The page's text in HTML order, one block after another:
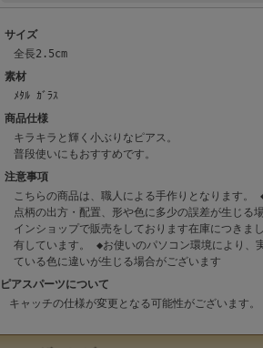
サイズ
全長2.5cm
素材
ﾒﾀﾙ ｶﾞﾗｽ
商品仕様
キラキラと輝く小ぶりなピアス。
普段使いにもおすすめです。
注意事項
こちらの商品は、職人による手作りとなります。
点柄の出方・配置、形や色に多少の誤差が生じる
インショップで販売をしております在庫につきま
有しています。 ◆お使いのパソコン環境により、
ている色に違いが生じる場合がございます
ピアスパーツについて
キャッチの仕様が変更となる可能性がございます。